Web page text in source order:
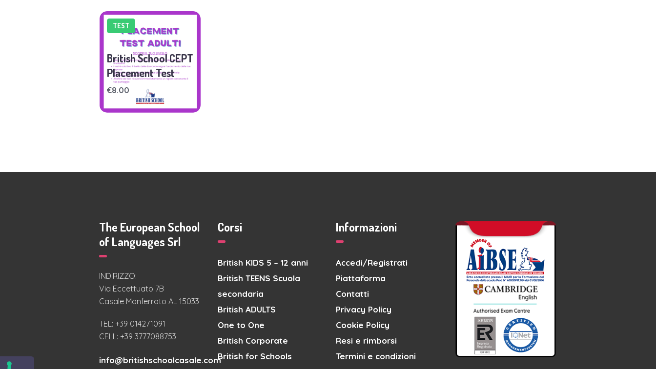
TEST
British School CEPT
Placement Test
€8.00
British
ment
Test
The European School
of Languages Srl
INDIRIZZO:
Via Eccettuato 7B
Casale Monferrato AL 15033
TEL: +39 014271091
CELL: +39 3777088753
info@britishschoolcasale.com
Corsi
British KIDS 5 – 12 anni
British TEENS Scuola
secondaria
British ADULTS
One to One
British Corporate
British for Schools
Informazioni
Accedi/Registrati
Piattaforma
Contatti
Privacy Policy
Cookie Policy
Resi e rimborsi
Termini e condizioni